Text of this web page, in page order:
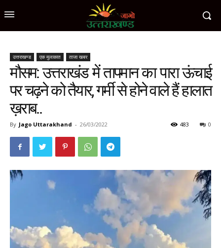
उत्तराखण्ड एक मुलाकात ताजा खबर
मौसम: उत्तराखंड में तापमान का पारा ऊंचाई
पर चढ़ने को तैयार, गर्मी से होने वाले हैं हालात
ख़राब..
By Jago Uttarakhand - 26/03/2022 0
483